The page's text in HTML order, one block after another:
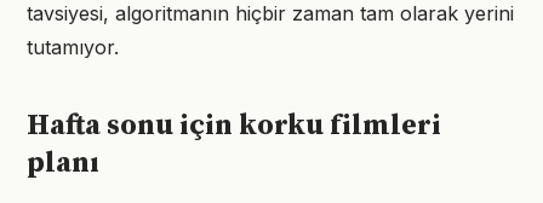
tavsiyesi, algoritmanın hiçbir zaman tam olarak yerini
tutamıyor.
Hafta sonu için korku filmleri
planı